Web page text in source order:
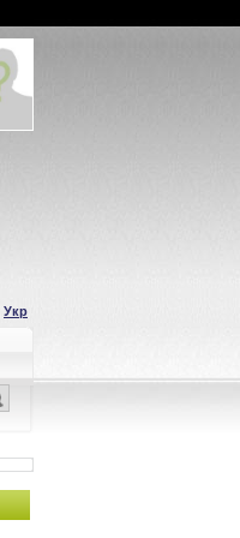
Укр